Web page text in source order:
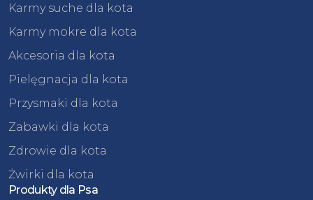
Karmy suche dla kota
Karmy mokre dla kota
Akcesoria dla kota
Pielęgnacja dla kota
Przysmaki dla kota
Zabawki dla kota
Zdrowie dla kota
Żwirki dla kota
Produkty dla Psa